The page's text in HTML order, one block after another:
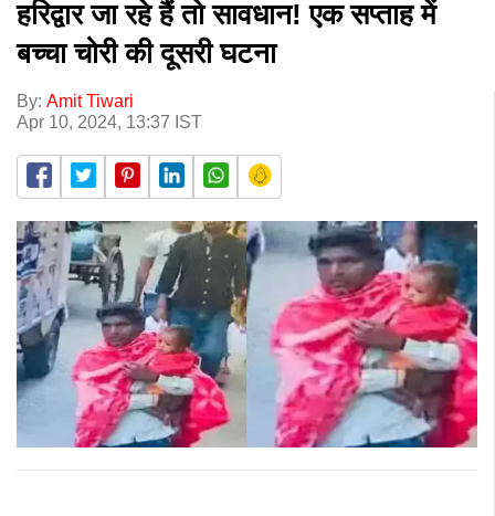
हरिद्वार जा रहे हैं तो सावधान! एक सप्ताह में
बच्चा चोरी की दूसरी घटना
By: Amit Tiwari
Apr 10, 2024, 13:37 IST